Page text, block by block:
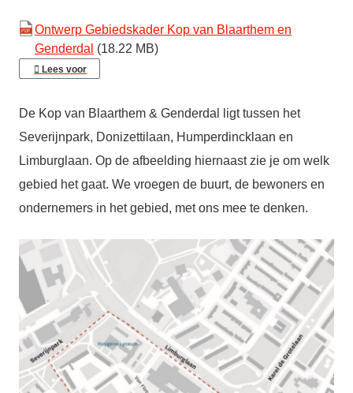
Ontwerp Gebiedskader Kop van Blaarthem en
Genderdal (18.22 MB)
Lees voor
De Kop van Blaarthem & Genderdal ligt tussen het
Severijnpark, Donizettilaan, Humperdincklaan en
Limburglaan. Op de afbeelding hiernaast zie je om welk
gebied het gaat. We vroegen de buurt, de bewoners en
ondernemers in het gebied, met ons mee te denken.